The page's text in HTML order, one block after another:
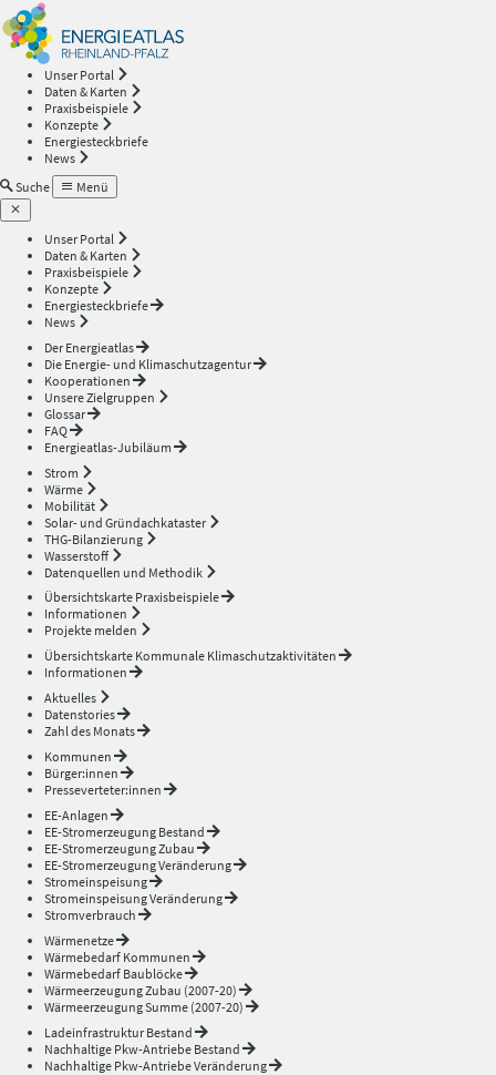
Unser Portal
Daten & Karten
Praxisbeispiele
Konzepte
Energiesteckbriefe
News
Suche
Menü
Unser Portal
Daten & Karten
Praxisbeispiele
Konzepte
Energiesteckbriefe
News
Der Energieatlas
Die Energie- und Klimaschutzagentur
Kooperationen
Unsere Zielgruppen
Glossar
FAQ
Energieatlas-Jubiläum
Strom
Wärme
Mobilität
Solar- und Gründachkataster
THG-Bilanzierung
Wasserstoff
Datenquellen und Methodik
Übersichtskarte Praxisbeispiele
Informationen
Projekte melden
Übersichtskarte Kommunale Klimaschutzaktivitäten
Informationen
Aktuelles
Datenstories
Zahl des Monats
Kommunen
Bürger:innen
Presseverteter:innen
EE-Anlagen
EE-Stromerzeugung Bestand
EE-Stromerzeugung Zubau
EE-Stromerzeugung Veränderung
Stromeinspeisung
Stromeinspeisung Veränderung
Stromverbrauch
Wärmenetze
Wärmebedarf Kommunen
Wärmebedarf Baublöcke
Wärmeerzeugung Zubau (2007-20)
Wärmeerzeugung Summe (2007-20)
Ladeinfrastruktur Bestand
Nachhaltige Pkw-Antriebe Bestand
Nachhaltige Pkw-Antriebe Veränderung